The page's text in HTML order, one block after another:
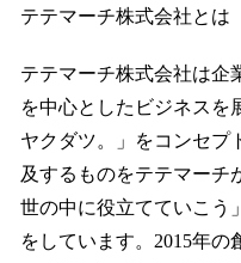
テテマーチ株式会社とは
テテマーチ株式会社は企
を中心としたビジネスを
ヤクダツ。」をコンセプ
及するものをテテマーチ
世の中に役立てていこう
をしています。2015年の